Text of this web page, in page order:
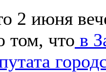
2 июня
том, что в